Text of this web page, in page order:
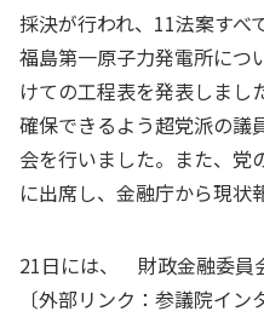
採決が行われ、11法案すべ
福島第一原子力発電所につ
けての工程表を発表しまし
確保できるよう超党派の議
会を行いました。また、党
に出席し、金融庁から現状
21日には、 財政金融委員
〔外部リンク： 参議院イン